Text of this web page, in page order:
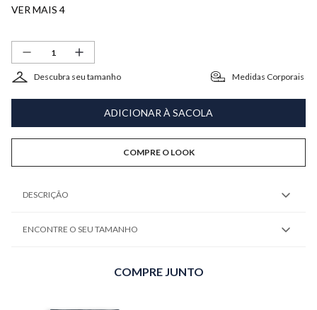
VER MAIS 4
Descubra seu tamanho Medidas Corporais
ADICIONAR À SACOLA
COMPRE O LOOK
DESCRIÇÃO
ENCONTRE O SEU TAMANHO
COMPRE JUNTO